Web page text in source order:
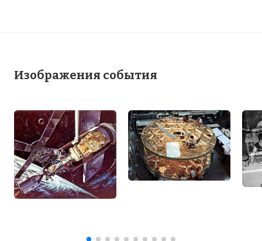
Изображения события